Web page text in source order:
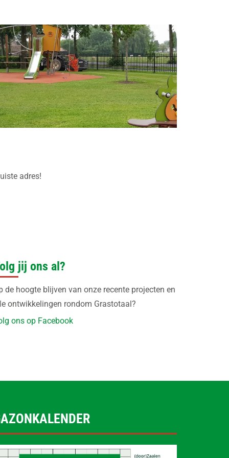
adres!
jij ons al?
de hoogte blijven van onze recente projecten en
ontwikkelingen rondom Grastotaal?
ons op Facebook